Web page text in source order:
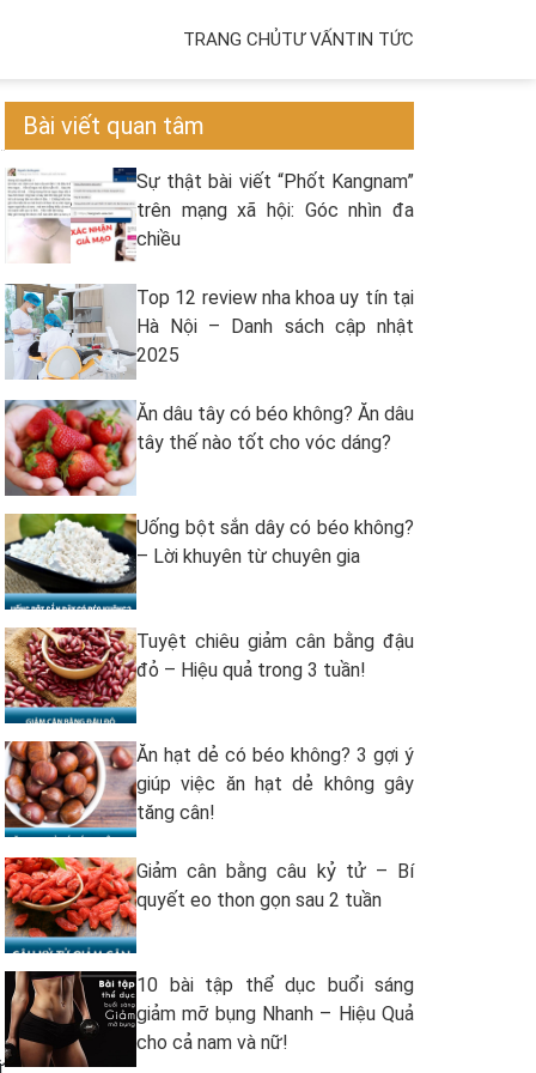
TRANG CHỦTƯ VẤNTIN TỨC
Bài viết quan tâm
Sự thật bài viết “Phốt Kangnam”
trên mạng xã hội: Góc nhìn đa
chiều
Top 12 review nha khoa uy tín tại
Hà Nội – Danh sách cập nhật
2025
Ăn dâu tây có béo không? Ăn dâu
tây thế nào tốt cho vóc dáng?
Uống bột sắn dây có béo không?
– Lời khuyên từ chuyên gia
Tuyệt chiêu giảm cân bằng đậu
đỏ – Hiệu quả trong 3 tuần!
Ăn hạt dẻ có béo không? 3 gợi ý
giúp việc ăn hạt dẻ không gây
tăng cân!
Giảm cân bằng câu kỷ tử – Bí
quyết eo thon gọn sau 2 tuần
10 bài tập thể dục buổi sáng
giảm mỡ bụng Nhanh – Hiệu Quả
cho cả nam và nữ!